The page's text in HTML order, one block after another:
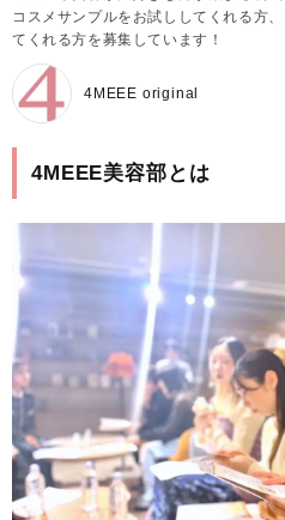
コスメサンプルをお試ししてくれる方
てくれる方を募集しています！
4MEEE original
4MEEE美容部とは